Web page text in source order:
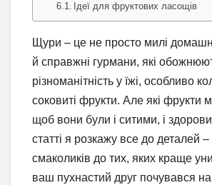
Ідеї для фруктових ласощів
Щури – це не просто милі
й справжні гурмани, які
різноманітність у їжі, особливо
соковиті фрукти. Але які
щоб вони були і ситими, і
статті я розкажу все до деталей
смаколиків до тих, яких краще
ваш пухнастий друг почувався на